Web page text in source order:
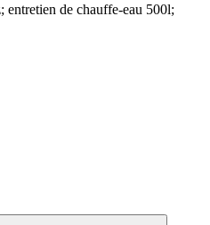
entretien de chauffe-eau 500l;